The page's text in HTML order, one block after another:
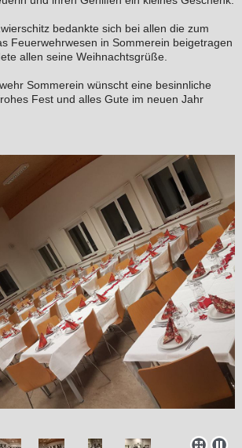
bedankte sich bei allen die zum
Feuerwehrwesen in Sommerein beigetragen
allen seine Weihnachtsgrüße.
Sommerein wünscht eine besinnliche
Fest und alles Gute im neuen Jahr